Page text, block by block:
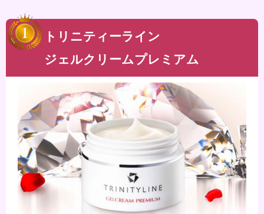
トリニティーライン
ジェルクリームプレミアム